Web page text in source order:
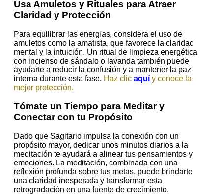
Usa Amuletos y Rituales para Atraer
Claridad y Protección
Para equilibrar las energías, considera el uso de
amuletos como la amatista, que favorece la claridad
mental y la intuición. Un ritual de limpieza energética
con incienso de sándalo o lavanda también puede
ayudarte a reducir la confusión y a mantener la paz
interna durante esta fase. Haz clic aquí y conoce la
mejor protección.
Tómate un Tiempo para Meditar y
Conectar con tu Propósito
Dado que Sagitario impulsa la conexión con un
propósito mayor, dedicar unos minutos diarios a la
meditación te ayudará a alinear tus pensamientos y
emociones. La meditación, combinada con una
reflexión profunda sobre tus metas, puede brindarte
una claridad inesperada y transformar esta
retrogradación en una fuente de crecimiento.